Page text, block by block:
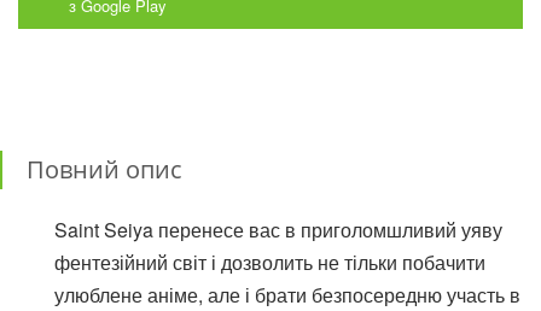
з Google Play
Повний опис
Saint Seiya перенесе вас в приголомшливий уяву
фентезійний світ і дозволить не тільки побачити
улюблене аніме, але і брати безпосередню участь в